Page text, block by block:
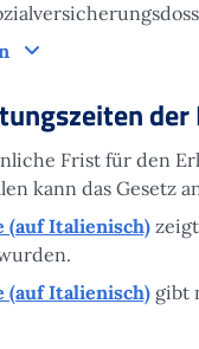
Funktionsweise
Frist für den
kann das Gesetz
(auf Italienisch)
(auf Italienisch) gibt